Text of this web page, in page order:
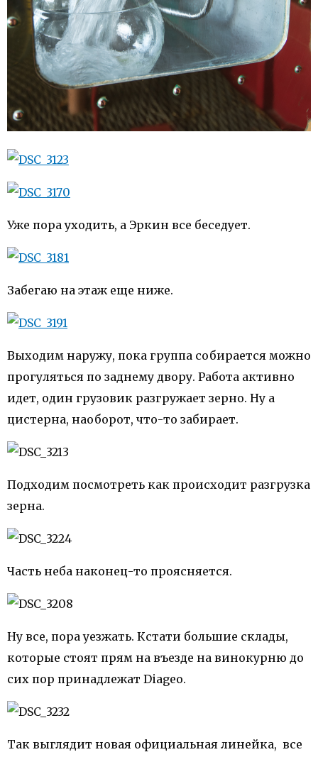
Уже пора уходить, а Эркин все беседует.
Забегаю на этаж еще ниже.
Выходим наружу, пока группа собирается можно
прогуляться по заднему двору. Работа активно
идет, один грузовик разгружает зерно. Ну а
цистерна, наоборот, что-то забирает.
Подходим посмотреть как происходит разгрузка
зерна.
Часть неба наконец-то проясняется.
Ну все, пора уезжать. Кстати большие склады,
которые стоят прям на въезде на винокурню до
сих пор принадлежат Diageo.
Так выглядит новая официальная линейка, все